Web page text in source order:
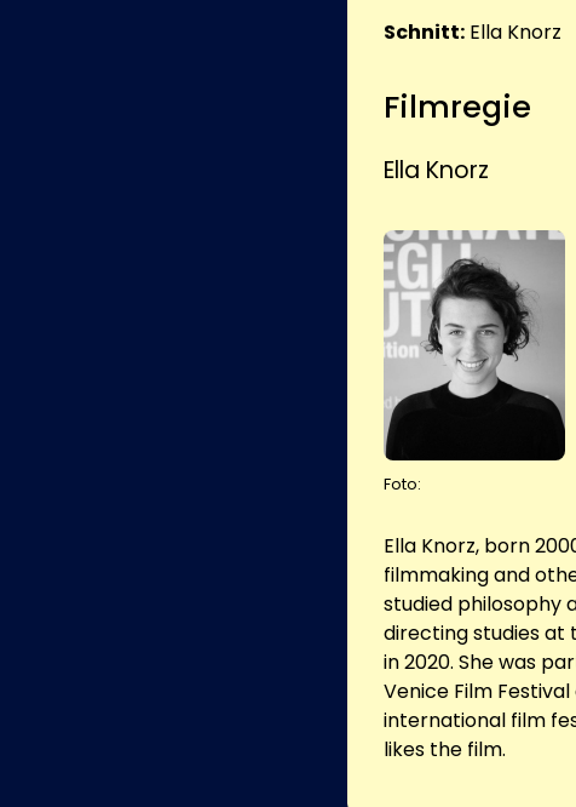
Schnitt: Ella Knorz
Filmregie
Ella Knorz
Foto:
Ella Knorz, born
filmmaking and
studied philosophy
directing studies at
in 2020. She was
Venice Film
international film
likes the film.